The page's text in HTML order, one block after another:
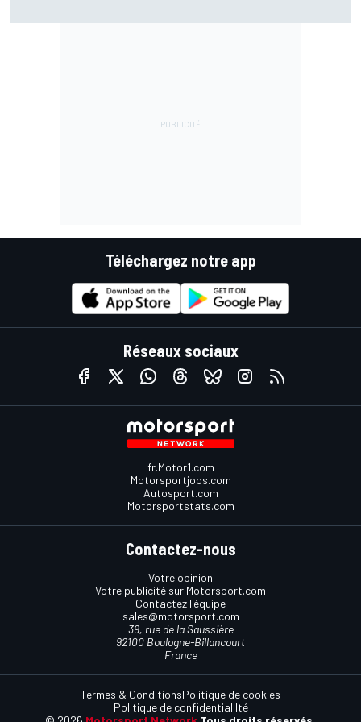
Téléchargez notre app
Réseaux sociaux
fr.Motor1.com
Motorsportjobs.com
Autosport.com
Motorsportstats.com
Contactez-nous
Votre opinion
Votre publicité sur Motorsport.com
Contactez l'équipe
sales@motorsport.com
39, rue de la Saussière
92100 Boulogne-Billancourt
France
Termes & ConditionsPolitique de cookies
Politique de confidentialilté